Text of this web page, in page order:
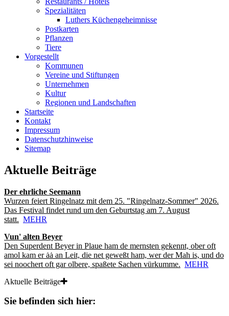
Spezialitäten
Luthers Küchengeheimnisse
Postkarten
Pflanzen
Tiere
Vorgestellt
Kommunen
Vereine und Stiftungen
Unternehmen
Kultur
Regionen und Landschaften
Startseite
Kontakt
Impressum
Datenschutzhinweise
Sitemap
Aktuelle Beiträge
Der ehrliche Seemann
Wurzen feiert Ringelnatz mit dem 25. "Ringelnatz-Sommer" 2026.
Das Festival findet rund um den Geburtstag am 7. August
statt. MEHR
Vun' alten Beyer
Den Superdent Beyer in Plaue ham de mernsten gekennt, ober oft
amol kam er ȧȧ an Leit, die net geweßt ham, wer der Mah is, und do
sei noochert oft gar olbere, spaßete Sachen vürkumme. MEHR
Aktuelle Beiträge
Sie befinden sich hier: